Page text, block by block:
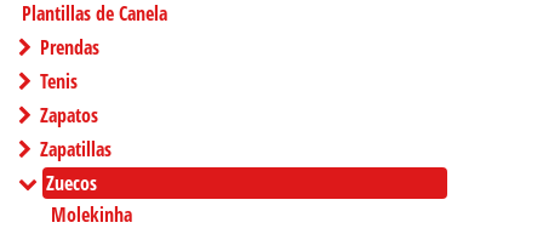
Plantillas de Canela
Prendas
Tenis
Zapatos
Zapatillas
Zuecos
Molekinha